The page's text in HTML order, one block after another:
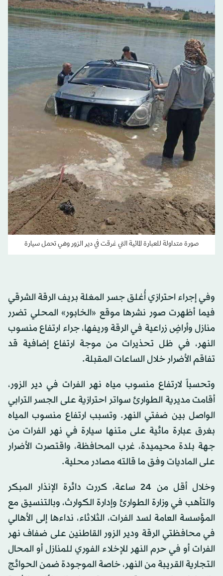
صورة متداولة للعبارة المائية التي غرقت في دير الزور وهي تحمل سيارة
وفي إجراء احترازي أُغلق جسر المغلة بريف الرقة الشرقي
فيما أظهرت صور نشرها موقع «الخابور» المحلي تضرر
منازل وأراضٍ زراعية في الرقة وريفها، جراء ارتفاع منسوب
النهر، في ظل تحذيرات من موجة ارتفاع إضافية قد
تفاقم الأضرار خلال الساعات المقبلة.
وتحسباً لارتفاع منسوب مياه نهر الفرات في دير الزور،
أقامت مديرية الطوارئ سواتر احترازية على الجسر الترابي
الواصل بين ضفتي النهر. وتسبب ارتفاع منسوب المياه
بغرق عبارة مائية على متنها سيارة في نهر الفرات من
جهة بلدة محيميدة، غرب المحافظة، واقتصرت الأضرار
على الماديات وفق ما قالته مصادر محلية.
وخلال أقل من 24 ساعة، كررت دائرة الإنذار المبكر
والتأهب في وزارة الطوارئ وإدارة الكوارث، وبالتنسيق مع
المؤسسة العامة لسد الفرات، الثلاثاء، نداءها إلى الأهالي
في محافظتي الرقة ودير الزور القاطنين على ضفاف نهر
الفرات أو في حرم النهر للإخلاء الفوري للمنازل أو المحال
التجارية القريبة من النهر، خاصة الموجودة ضمن الحوائج